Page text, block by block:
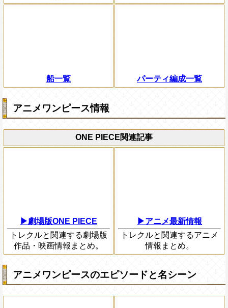
船一覧 パーティ編成一覧
アニメワンピース情報
ONE PIECE関連記事
▶劇場版ONE PIECE
トレクルと関連する劇場版
作品・映画情報まとめ。
▶アニメ最新情報
トレクルと関連するアニメ
情報まとめ。
アニメワンピースのエピソードと名シーン